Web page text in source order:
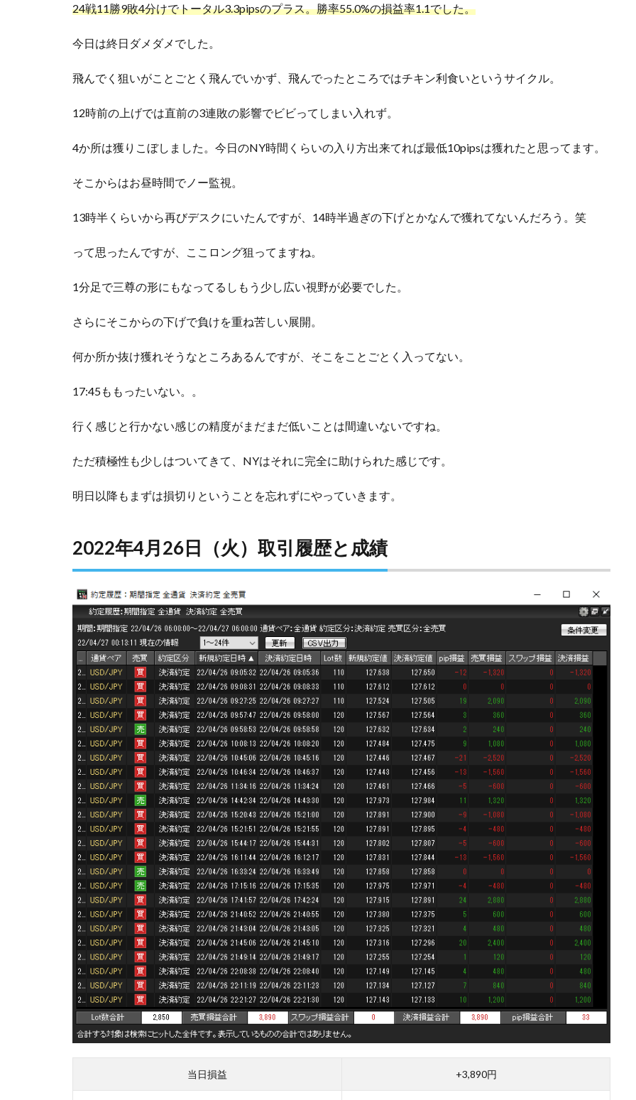
24戦11勝9敗4分けでトータル3.3pipsのプラス。勝率55.0%の損益率1.1でした。
今日は終日ダメダメでした。
飛んでく狙いがことごとく飛んでいかず、飛んでったところではチキン利食いというサイクル。
12時前の上げでは直前の3連敗の影響でビビってしまい入れず。
4か所は獲りこぼしました。今日のNY時間くらいの入り方出来てれば最低10pipsは獲れたと思ってます。
そこからはお昼時間でノー監視。
13時半くらいから再びデスクにいたんですが、14時半過ぎの下げとかなんで獲れてないんだろう。笑
って思ったんですが、ここロング狙ってますね。
1分足で三尊の形にもなってるしもう少し広い視野が必要でした。
さらにそこからの下げで負けを重ね苦しい展開。
何か所か抜け獲れそうなところあるんですが、そこをことごとく入ってない。
17:45ももったいない。。
行く感じと行かない感じの精度がまだまだ低いことは間違いないですね。
ただ積極性も少しはついてきて、NYはそれに完全に助けられた感じです。
明日以降もまずは損切りということを忘れずにやっていきます。
2022年4月26日（火）取引履歴と成績
当日損益 +3,890円